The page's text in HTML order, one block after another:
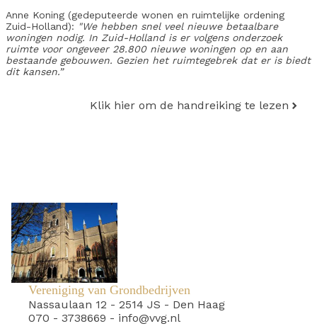
Anne Koning (gedeputeerde wonen en ruimtelijke ordening
Zuid-Holland): "We hebben snel veel nieuwe betaalbare
woningen nodig. In Zuid-Holland is er volgens onderzoek
ruimte voor ongeveer 28.800 nieuwe woningen op en aan
bestaande gebouwen. Gezien het ruimtegebrek dat er is biedt
dit kansen.”
Klik hier om de handreiking te lezen
Vereniging van Grondbedrijven
Nassaulaan 12 - 2514 JS - Den Haag
070 - 3738669 - info@vvg.nl